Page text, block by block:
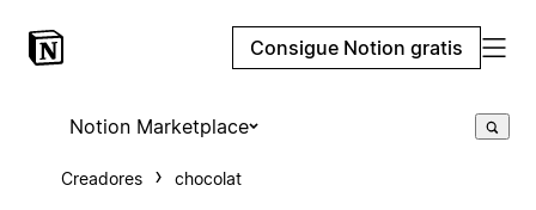
Consigue Notion gratis
Notion Marketplace
Creadores chocolat